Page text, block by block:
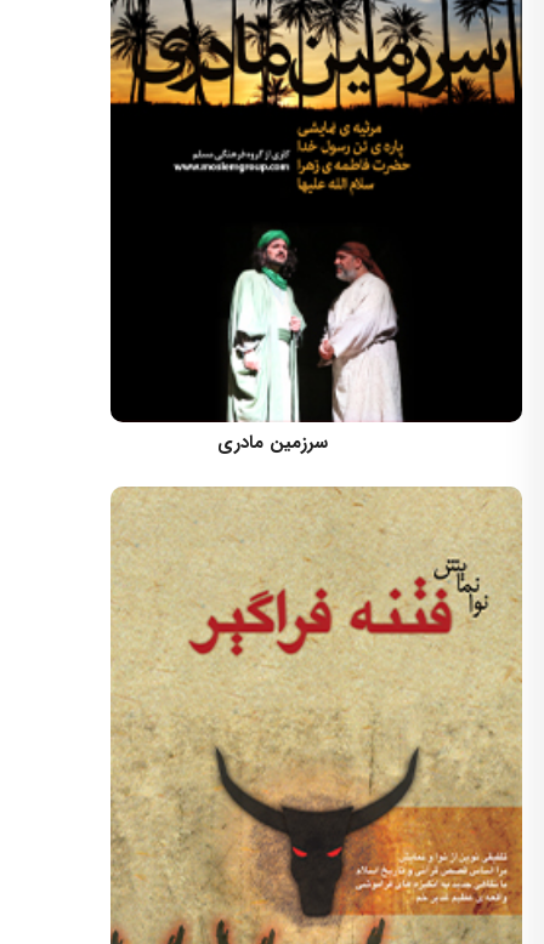
سرزمین مادری